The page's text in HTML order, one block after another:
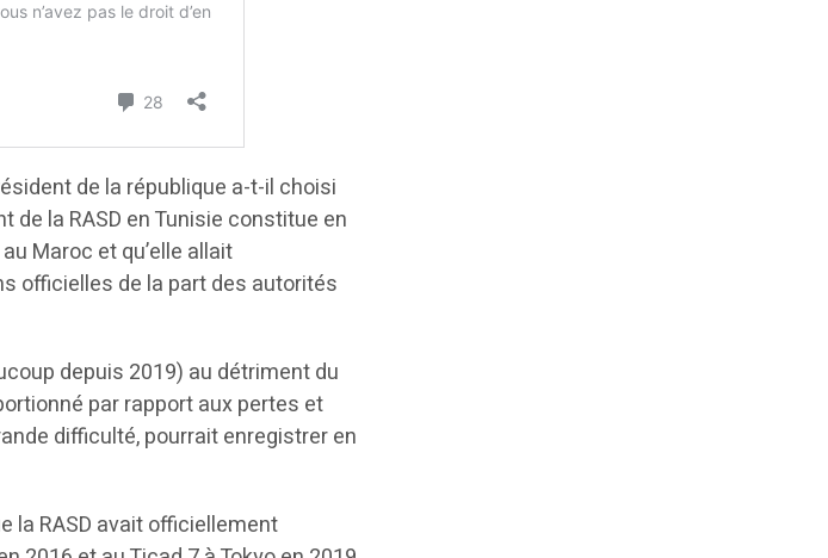
de la république a-t-il choisi
de la RASD en Tunisie constitue en
Maroc et qu’elle allait
officielles de la part des autorités
depuis 2019) au détriment du
par rapport aux pertes et
difficulté, pourrait enregistrer en
la RASD avait officiellement